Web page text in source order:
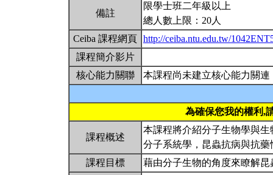
備註
限學士班二年級以上
總人數上限：20人
Ceiba 課程網頁 http://ceiba.ntu.edu.tw/
課程簡介影片
核心能力關聯
本課程尚未建立核心能力關連
為確保您我的權利,
課程概述
本課程將介紹分子生物學與
分子系統學，昆蟲抗病與抗
課程目標
藉由分子生物的角度來瞭解